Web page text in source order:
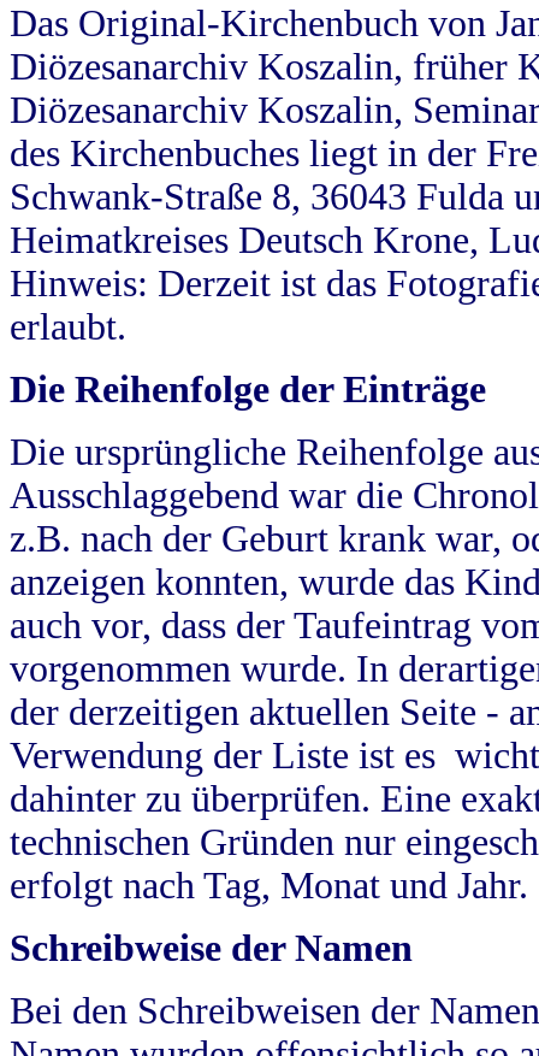
Das Original-Kirchenbuch von
Diözesanarchiv Koszalin, früher
Diözesanarchiv Koszalin,
des Kirchenbuches liegt in der
Schwank-Straße 8, 36043 Fulda
Heimatkreises Deutsch Krone,
Hinweis: Derzeit ist das
erlaubt.
Die Reihenfolge der Einträge
Die ursprüngliche Reihenfolge
Ausschlaggebend war die
z.B. nach der Geburt krank war,
anzeigen konnten, wurde das
auch vor, dass der Taufeintrag
vorgenommen wurde. In
der derzeitigen aktuellen Seite -
Verwendung der Liste ist es
dahinter zu überprüfen. Eine
technischen Gründen nur
erfolgt nach Tag, Monat und Jahr.
Schreibweise der Namen
Bei den Schreibweisen der